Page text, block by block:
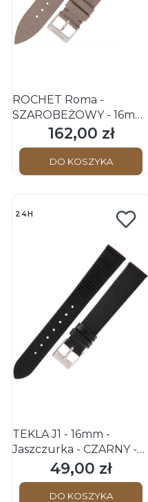
ROCHET Roma -
SZAROBEŻOWY - 16mm
- Skórzany pasek do
zegarka
Cena
162,00 zł
DO KOSZYKA
24H
TEKLA J1 - 16mm -
Jaszczurka - CZARNY -
Skórzany pasek do
zegarka
Cena
49,00 zł
DO KOSZYKA